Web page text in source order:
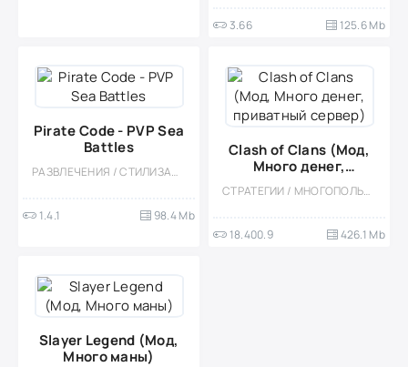
3.66 125.6 Mb
Pirate Code - PVP Sea
Battles
РАЗВЛЕЧЕНИЯ / СТИЛИЗАЦИЯ / МНОГОПОЛЬЗОВАТЕЛЬСКАЯ / КАЗУАЛЬНЫЕ / ШУТЕРЫ / ЭКШЕНЫ / ПИРАТЫ / МОД / РОЛЕВЫЕ
1.4.1 98.4 Mb
Clash of Clans (Мод,
Много денег,
приватный сервер) СТРАТЕГИИ / МНОГОПОЛЬЗОВАТЕЛЬСКАЯ / ОНЛАЙН / СОРЕВНОВАТЕЛЬНАЯ / БЕЗ КЕША / ВСТРОЕННЫЙ КЕШ / ОДНОПОЛЬЗОВАТЕЛЬСКИЕ / СТИЛИЗАЦИЯ / ФЭНТЕЗИ
18.400.9 426.1 Mb
Slayer Legend (Мод,
Много маны)